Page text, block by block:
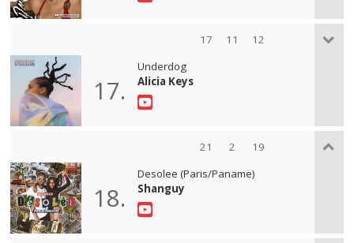
17 11 12
17.
Underdog
Alicia Keys
21 2 19
18.
Desolee (Paris/Paname)
Shanguy